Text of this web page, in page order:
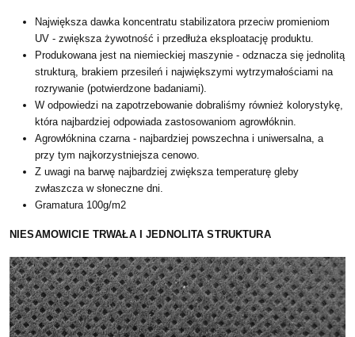
Największa dawka koncentratu stabilizatora przeciw promieniom
UV - zwiększa żywotność i przedłuża eksploatację produktu.
Produkowana jest na niemieckiej maszynie - odznacza się jednolitą
strukturą, brakiem przesileń i największymi wytrzymałościami na
rozrywanie (potwierdzone badaniami).
W odpowiedzi na zapotrzebowanie dobraliśmy również kolorystykę,
która najbardziej odpowiada zastosowaniom agrowłóknin.
Agrowłóknina czarna - najbardziej powszechna i uniwersalna, a
przy tym najkorzystniejsza cenowo.
Z uwagi na barwę najbardziej zwiększa temperaturę gleby
zwłaszcza w słoneczne dni.
Gramatura 100g/m2
NIESAMOWICIE TRWAŁA I JEDNOLITA STRUKTURA